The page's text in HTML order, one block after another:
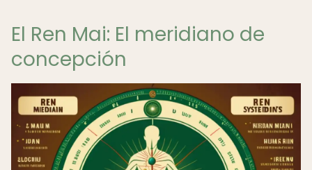
El Ren Mai: El meridiano de
concepción